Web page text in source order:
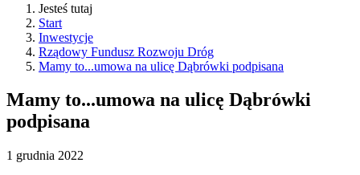
Jesteś tutaj
Start
Inwestycje
Rządowy Fundusz Rozwoju Dróg
Mamy to...umowa na ulicę Dąbrówki podpisana
Mamy to...umowa na ulicę Dąbrówki
podpisana
1 grudnia 2022